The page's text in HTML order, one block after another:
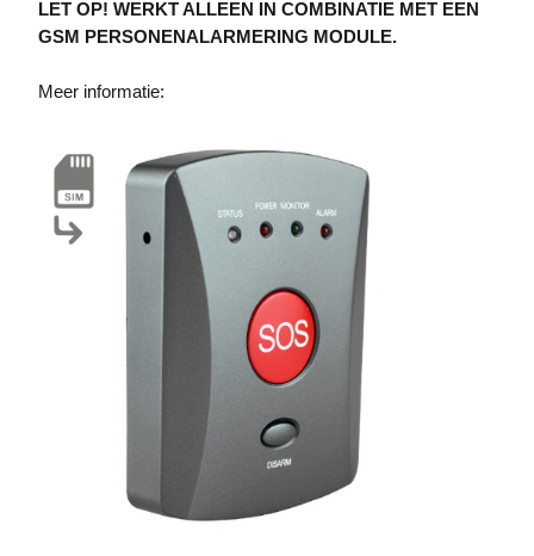
LET OP! WERKT ALLEEN IN COMBINATIE MET EEN
GSM PERSONENALARMERING MODULE.
Meer informatie: